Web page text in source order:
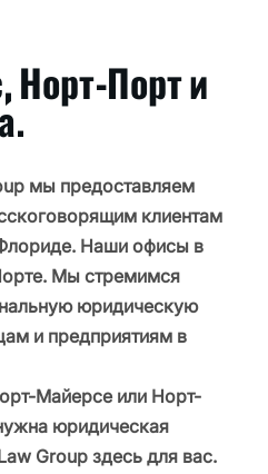
Норт-Порт и
мы предоставляем
клиентам
Наши офисы в
Мы стремимся
юридическую
и предприятиям в
Майерсе или Норт-
юридическая
Group здесь для вас.